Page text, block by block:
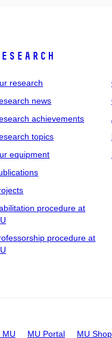
research
news
achievements
topics
equipment
procedure at
procedure at
MU MU Portal MU